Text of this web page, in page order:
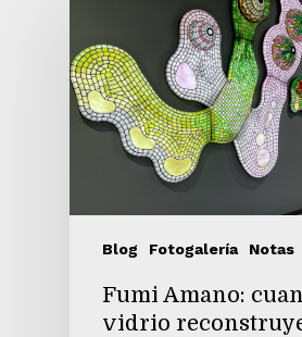
Blog Fotogalería Notas
Fumi Amano:
vidrio